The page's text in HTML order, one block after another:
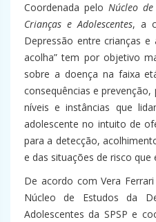
Coordenada peloNúcleo
Crianças e Adolescentes, a
Depressão entre crianças e
acolha” tem por objetivo
sobre a doença na faixa
consequências e
níveis e instâncias que
adolescente no intuito de
para a detecção,
e das situações de risco que
De acordo com Vera
Núcleo de Estudos da
Adolescentes da SPSP e